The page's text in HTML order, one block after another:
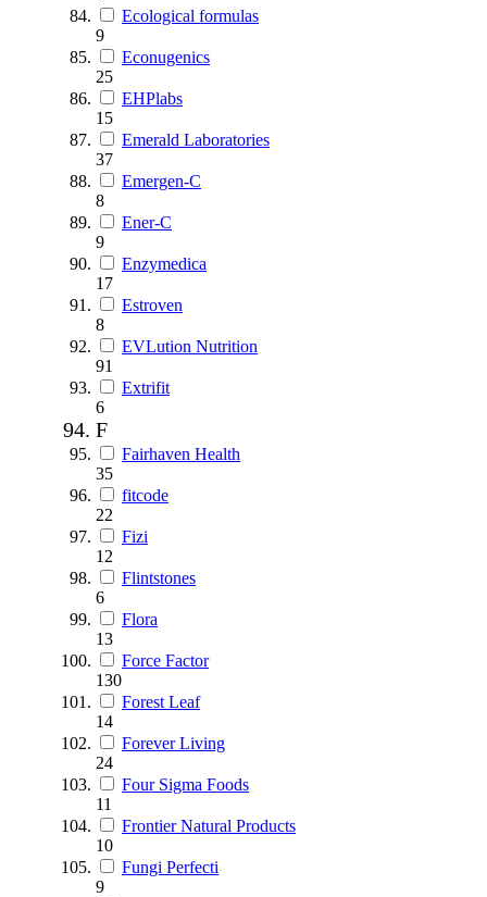
Ecological formulas
9
Econugenics
25
EHPlabs
15
Emerald Laboratories
37
Emergen-C
8
Ener-C
9
Enzymedica
17
Estroven
8
EVLution Nutrition
91
Extrifit
6
F
Fairhaven Health
35
fitcode
22
Fizi
12
Flintstones
6
Flora
13
Force Factor
130
Forest Leaf
14
Forever Living
24
Four Sigma Foods
11
Frontier Natural Products
10
Fungi Perfecti
9